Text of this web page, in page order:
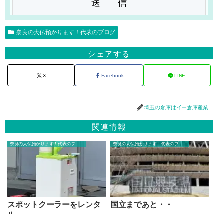
奈良の大仏預かります！代表のブログ
シェアする
X Facebook LINE
埼玉の倉庫はイー倉庫産業
関連情報
奈良の大仏預かります！代表のブログ
スポットクーラーをレンタ
奈良の大仏預かります！代表のブログ
国立まであと・・